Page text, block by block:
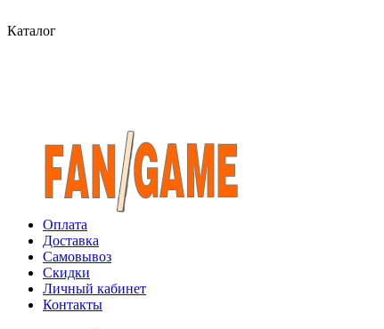
Каталог
Оплата
Доставка
Самовывоз
Скидки
Личный кабинет
Контакты